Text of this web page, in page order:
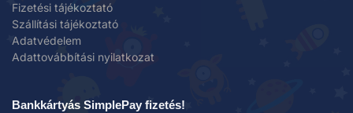
Fizetési tájékoztató
Szállítási tájékoztató
Adatvédelem
Adattovábbítási nyilatkozat
Bankkártyás SimplePay fizetés!